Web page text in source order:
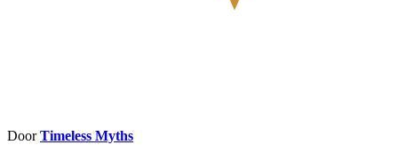
DoorTimeless Myths